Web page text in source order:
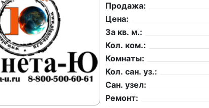
Продажа:
Цена:
За кв. м.:
Кол. ком.:
Комнаты:
Кол. сан. уз.:
Сан. узел:
Ремонт: